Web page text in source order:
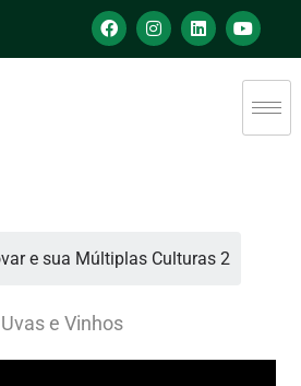
e sua Múltiplas Culturas 2
e Vinhos